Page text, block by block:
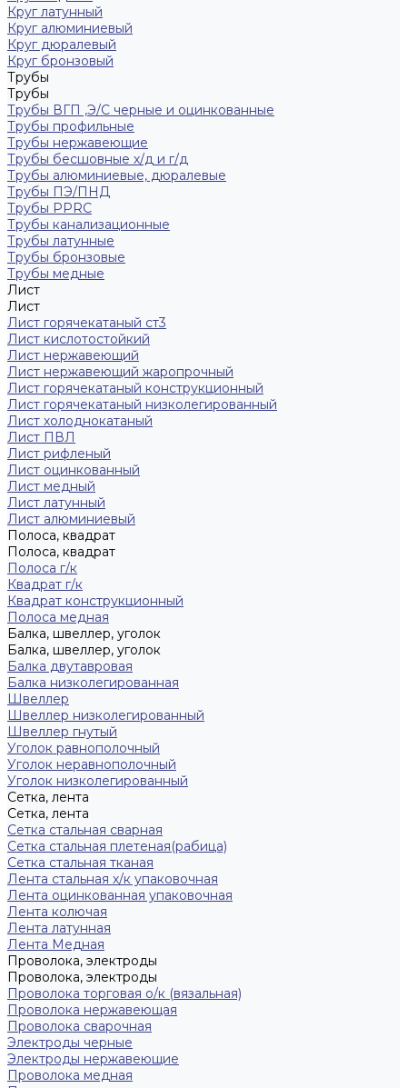
Круг латунный
Круг алюминиевый
Круг дюралевый
Круг бронзовый
Трубы
Трубы
Трубы ВГП ,Э/С черные и оцинкованные
Трубы профильные
Трубы нержавеющие
Трубы бесшовные х/д и г/д
Трубы алюминиевые, дюралевые
Трубы ПЭ/ПНД
Трубы PPRC
Трубы канализационные
Трубы латунные
Трубы бронзовые
Трубы медные
Лист
Лист
Лист горячекатаный ст3
Лист кислотостойкий
Лист нержавеющий
Лист нержавеющий жаропрочный
Лист горячекатаный конструкционный
Лист горячекатаный низколегированный
Лист холоднокатаный
Лист ПВЛ
Лист рифленый
Лист оцинкованный
Лист медный
Лист латунный
Лист алюминиевый
Полоса, квадрат
Полоса, квадрат
Полоса г/к
Квадрат г/к
Квадрат конструкционный
Полоса медная
Балка, швеллер, уголок
Балка, швеллер, уголок
Балка двутавровая
Балка низколегированная
Швеллер
Швеллер низколегированный
Швеллер гнутый
Уголок равнополочный
Уголок неравнополочный
Уголок низколегированный
Сетка, лента
Сетка, лента
Сетка стальная сварная
Сетка стальная плетеная(рабица)
Сетка стальная тканая
Лента стальная х/к упаковочная
Лента оцинкованная упаковочная
Лента колючая
Лента латунная
Лента Медная
Проволока, электроды
Проволока, электроды
Проволока торговая о/к (вязальная)
Проволока нержавеющая
Проволока сварочная
Электроды черные
Электроды нержавеющие
Проволока медная